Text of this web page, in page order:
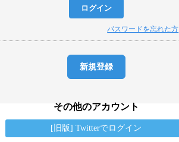
パスワードを忘れた方
新規登録
その他のアカウント
[旧版] Twitterでログイン